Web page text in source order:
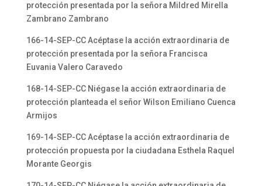
protección presentada por la señora Mildred Mirella
Zambrano Zambrano
166-14-SEP-CC Acéptase la acción extraordinaria de
protección presentada por la señora Francisca
Euvania Valero Caravedo
168-14-SEP-CC Niégase la acción extraordinaria de
protección planteada el señor Wilson Emiliano Cuenca
Armijos
169-14-SEP-CC Acéptase la acción extraordinaria de
protección propuesta por la ciudadana Esthela Raquel
Morante Georgis